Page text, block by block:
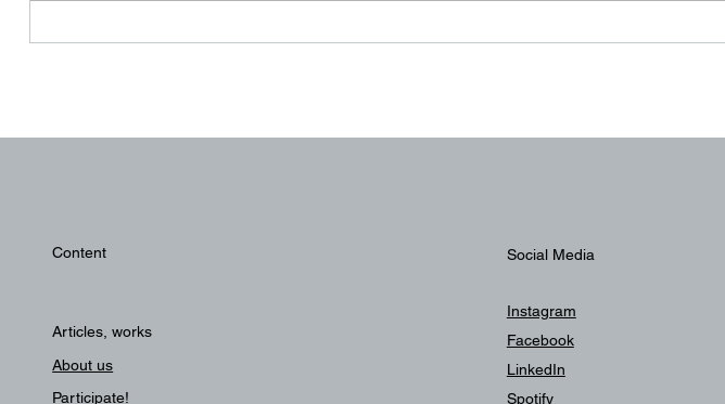
Content
Articles, works
About us
Participate!
Social Media
Instagram
Facebook
LinkedIn
Spotify